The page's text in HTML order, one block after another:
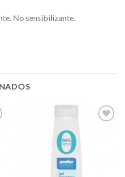
No sensibilizante.